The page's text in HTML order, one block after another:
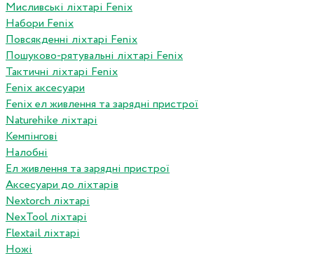
Мисливські ліхтарі Fenix
Набори Fenix
Повсякденні ліхтарі Fenix
Пошуково-рятувальні ліхтарі Fenix
Тактичні ліхтарі Fenix
Fenix аксесуари
Fenix ел живлення та зарядні пристрої
Naturehike ліхтарі
Кемпінгові
Налобні
Ел живлення та зарядні пристрої
Аксесуари до ліхтарів
Nextorch ліхтарі
NexTool ліхтарі
Flextail ліхтарі
Ножі